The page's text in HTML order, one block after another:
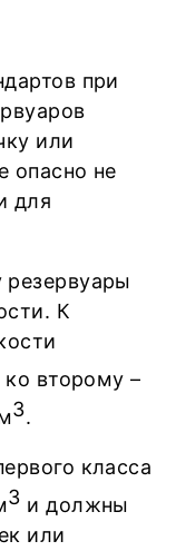
при
или
опасно не
для
К
ко второму –
3.
класса
3 и должны
или